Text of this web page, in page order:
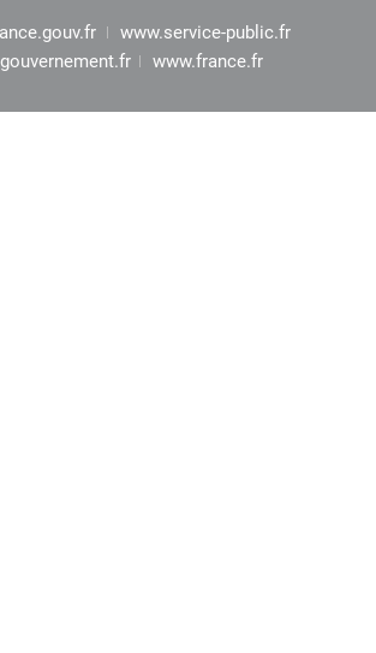
www.service-public.fr
www.france.fr